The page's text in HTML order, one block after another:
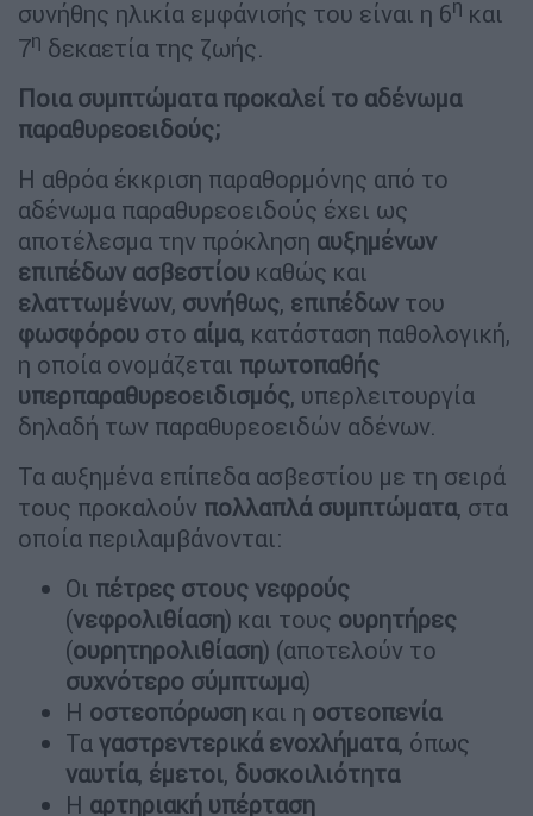
συνήθης ηλικία εμφάνισής του είναι η 6η και
7η δεκαετία της ζωής.
Ποια συμπτώματα προκαλεί το αδένωμα
παραθυρεοειδούς;
Η αθρόα έκκριση παραθορμόνης από το
αδένωμα παραθυρεοειδούς έχει ως
αποτέλεσμα την πρόκληση αυξημένων
επιπέδων ασβεστίου καθώς και
ελαττωμένων, συνήθως, επιπέδων του
φωσφόρου στο αίμα, κατάσταση παθολογική,
η οποία ονομάζεται πρωτοπαθής
υπερπαραθυρεοειδισμός, υπερλειτουργία
δηλαδή των παραθυρεοειδών αδένων.
Τα αυξημένα επίπεδα ασβεστίου με τη σειρά
τους προκαλούν πολλαπλά συμπτώματα, στα
οποία περιλαμβάνονται:
Οι πέτρες στους νεφρούς
(νεφρολιθίαση) και τους ουρητήρες
(ουρητηρολιθίαση) (αποτελούν το
συχνότερο σύμπτωμα)
Η οστεοπόρωση και η οστεοπενία
Τα γαστρεντερικά ενοχλήματα, όπως
ναυτία, έμετοι, δυσκοιλιότητα
Η αρτηριακή υπέρταση